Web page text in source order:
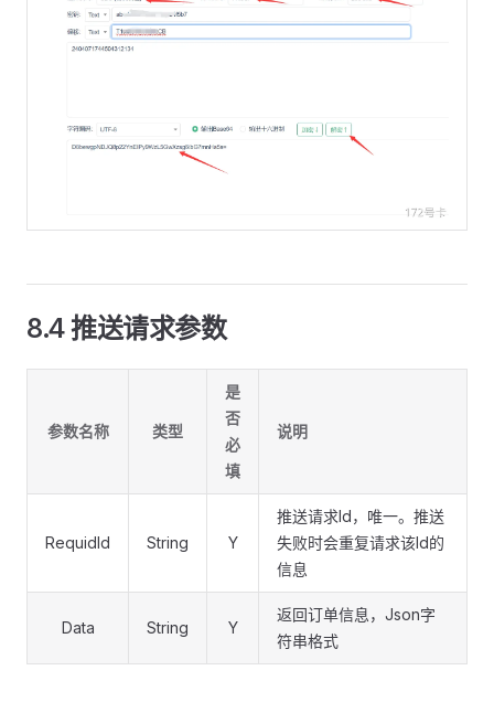
8.4 推送请求参数
参数名称 类型
是
否
必
填
说明
RequidId String Y
推送请求Id，唯一。推送
失败时会重复请求该Id的
信息
Data String Y
返回订单信息，Json字
符串格式